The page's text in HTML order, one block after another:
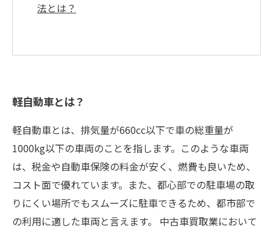
法とは？
軽自動車とは？
軽自動車とは、排気量が660cc以下で車の総重量が
1000kg以下の車両のことを指します。このような車両
は、税金や自動車保険の料金が安く、燃費も良いため、
コスト面で優れています。また、都心部での駐車場の取
りにくい場所でもスムーズに駐車できるため、都市部で
の利用に適した車両と言えます。 中古車買取業において